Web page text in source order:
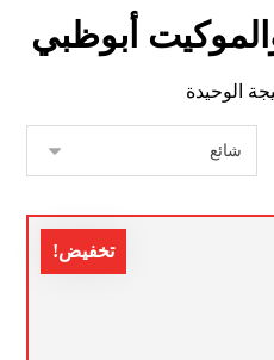
أبوظبي
الوحيدة
تخفيض!